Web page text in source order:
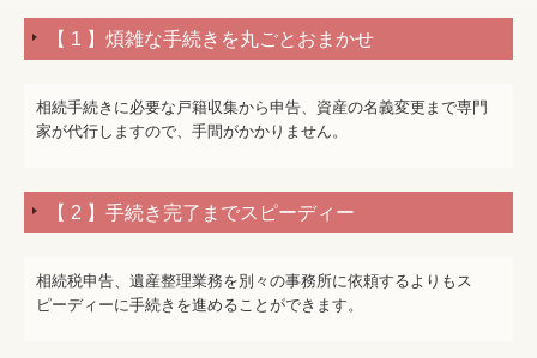
【 1 】煩雑な手続きを丸ごとおまかせ
相続手続きに必要な戸籍収集から申告、資産の名義変更まで専門
家が代行しますので、手間がかかりません。
【 2 】手続き完了までスピーディー
相続税申告、遺産整理業務を別々の事務所に依頼するよりもス
ピーディーに手続きを進めることができます。